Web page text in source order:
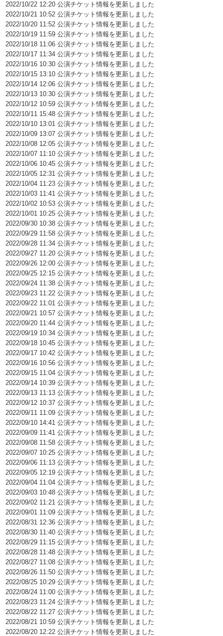
2022/10/22 12:20 公演チケット情報を更新しました
2022/10/21 10:52 公演チケット情報を更新しました
2022/10/20 11:52 公演チケット情報を更新しました
2022/10/19 11:59 公演チケット情報を更新しました
2022/10/18 11:06 公演チケット情報を更新しました
2022/10/17 11:34 公演チケット情報を更新しました
2022/10/16 10:30 公演チケット情報を更新しました
2022/10/15 13:10 公演チケット情報を更新しました
2022/10/14 12:06 公演チケット情報を更新しました
2022/10/13 10:30 公演チケット情報を更新しました
2022/10/12 10:59 公演チケット情報を更新しました
2022/10/11 15:48 公演チケット情報を更新しました
2022/10/10 13:01 公演チケット情報を更新しました
2022/10/09 13:07 公演チケット情報を更新しました
2022/10/08 12:05 公演チケット情報を更新しました
2022/10/07 11:10 公演チケット情報を更新しました
2022/10/06 10:45 公演チケット情報を更新しました
2022/10/05 12:31 公演チケット情報を更新しました
2022/10/04 11:23 公演チケット情報を更新しました
2022/10/03 11:41 公演チケット情報を更新しました
2022/10/02 10:53 公演チケット情報を更新しました
2022/10/01 10:25 公演チケット情報を更新しました
2022/09/30 10:38 公演チケット情報を更新しました
2022/09/29 11:58 公演チケット情報を更新しました
2022/09/28 11:34 公演チケット情報を更新しました
2022/09/27 11:20 公演チケット情報を更新しました
2022/09/26 12:00 公演チケット情報を更新しました
2022/09/25 12:15 公演チケット情報を更新しました
2022/09/24 11:38 公演チケット情報を更新しました
2022/09/23 11:22 公演チケット情報を更新しました
2022/09/22 11:01 公演チケット情報を更新しました
2022/09/21 10:57 公演チケット情報を更新しました
2022/09/20 11:44 公演チケット情報を更新しました
2022/09/19 10:34 公演チケット情報を更新しました
2022/09/18 10:45 公演チケット情報を更新しました
2022/09/17 10:42 公演チケット情報を更新しました
2022/09/16 10:56 公演チケット情報を更新しました
2022/09/15 11:04 公演チケット情報を更新しました
2022/09/14 10:39 公演チケット情報を更新しました
2022/09/13 11:13 公演チケット情報を更新しました
2022/09/12 10:37 公演チケット情報を更新しました
2022/09/11 11:09 公演チケット情報を更新しました
2022/09/10 14:41 公演チケット情報を更新しました
2022/09/09 11:41 公演チケット情報を更新しました
2022/09/08 11:58 公演チケット情報を更新しました
2022/09/07 10:25 公演チケット情報を更新しました
2022/09/06 11:13 公演チケット情報を更新しました
2022/09/05 12:19 公演チケット情報を更新しました
2022/09/04 11:04 公演チケット情報を更新しました
2022/09/03 10:48 公演チケット情報を更新しました
2022/09/02 11:21 公演チケット情報を更新しました
2022/09/01 11:09 公演チケット情報を更新しました
2022/08/31 12:36 公演チケット情報を更新しました
2022/08/30 11:40 公演チケット情報を更新しました
2022/08/29 11:15 公演チケット情報を更新しました
2022/08/28 11:48 公演チケット情報を更新しました
2022/08/27 11:08 公演チケット情報を更新しました
2022/08/26 11:50 公演チケット情報を更新しました
2022/08/25 10:29 公演チケット情報を更新しました
2022/08/24 11:00 公演チケット情報を更新しました
2022/08/23 11:24 公演チケット情報を更新しました
2022/08/22 11:27 公演チケット情報を更新しました
2022/08/21 10:59 公演チケット情報を更新しました
2022/08/20 12:22 公演チケット情報を更新しました